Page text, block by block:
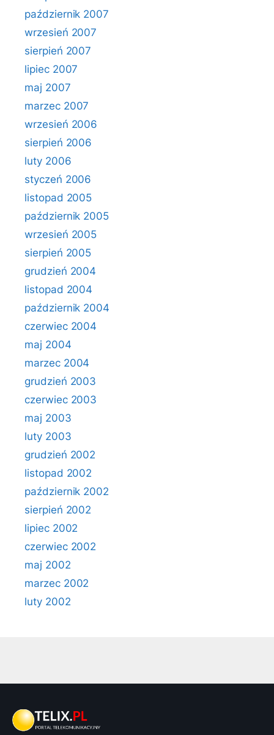
październik 2007
wrzesień 2007
sierpień 2007
lipiec 2007
maj 2007
marzec 2007
wrzesień 2006
sierpień 2006
luty 2006
styczeń 2006
listopad 2005
październik 2005
wrzesień 2005
sierpień 2005
grudzień 2004
listopad 2004
październik 2004
czerwiec 2004
maj 2004
marzec 2004
grudzień 2003
czerwiec 2003
maj 2003
luty 2003
grudzień 2002
listopad 2002
październik 2002
sierpień 2002
lipiec 2002
czerwiec 2002
maj 2002
marzec 2002
luty 2002